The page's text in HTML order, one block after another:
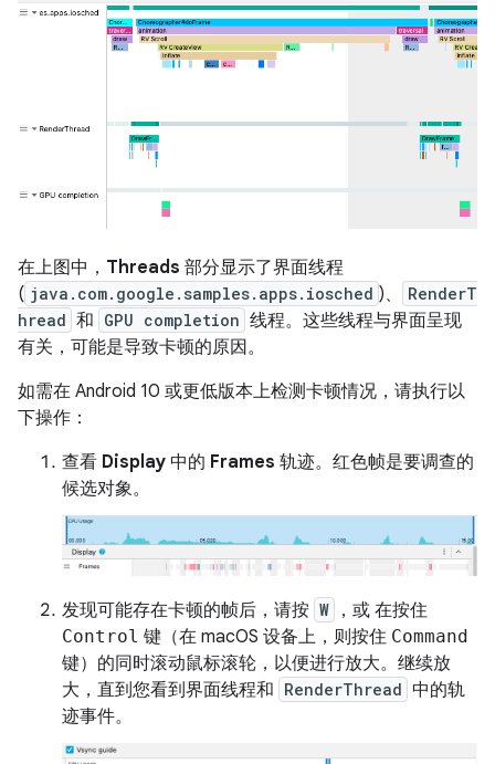
在上图中， Threads 部分显示了界面线程
( java.com.google.samples.apps.iosched )、
RenderT
hread 和 GPU completion 线程。这些线程与界面呈现
有关，可能是导致卡顿的原因。
如需在 Android 10 或更低版本上检测卡顿情况，请执行以
下操作：
查看 Display 中的 Frames 轨迹。红色帧是要调查的
候选对象。
发现可能存在卡顿的帧后，请按 W ，或 在按住
Control 键（在 macOS 设备上，则按住 Command
键）的同时滚动鼠标滚轮，以便进行放大。继续放
大，直到您看到界面线程和 RenderThread 中的轨
迹事件。